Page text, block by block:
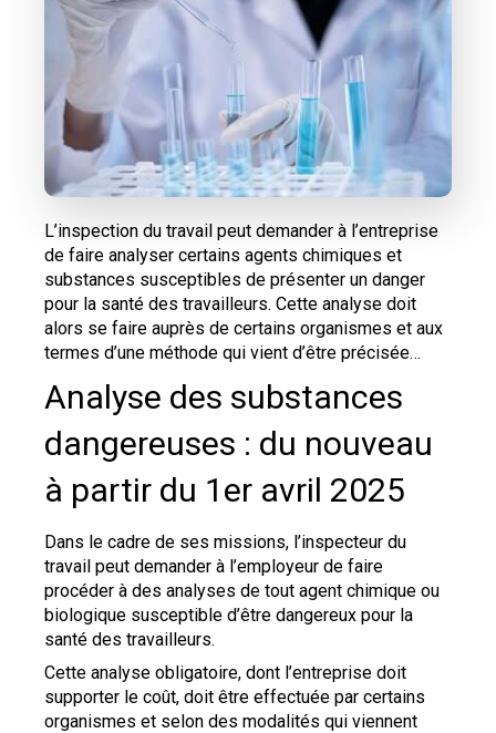
L’inspection du travail peut demander à l’entreprise
de faire analyser certains agents chimiques et
substances susceptibles de présenter un danger
pour la santé des travailleurs. Cette analyse doit
alors se faire auprès de certains organismes et aux
termes d’une méthode qui vient d’être précisée…
Analyse des substances
dangereuses : du nouveau
à partir du 1er avril 2025
Dans le cadre de ses missions, l’inspecteur du
travail peut demander à l’employeur de faire
procéder à des analyses de tout agent chimique ou
biologique susceptible d’être dangereux pour la
santé des travailleurs.
Cette analyse obligatoire, dont l’entreprise doit
supporter le coût, doit être effectuée par certains
organismes et selon des modalités qui viennent